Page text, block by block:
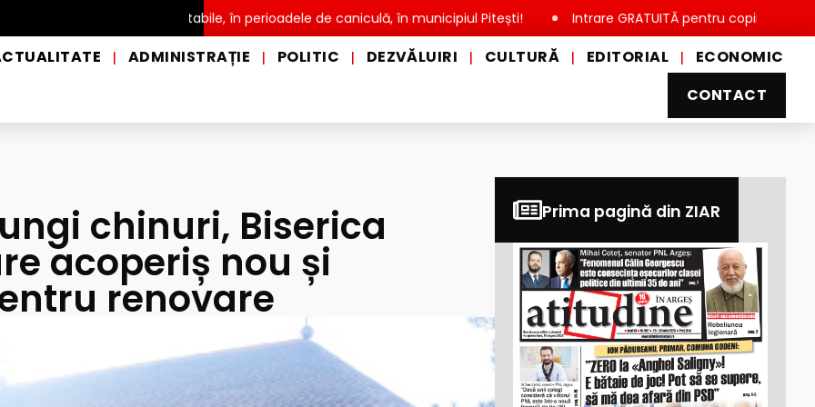
a apei potabile, în perioadele de caniculă, în municipiul Pitești! Intrare GRATUITĂ pentru copii, elevi și studenți,
| ADMINISTRAȚIE | POLITIC | DEZVĂLUIRI | CULTURĂ | EDITORIAL |
ECONOMIC
CONTACT
chinuri, Biserica
acoperiș nou și
renovare
Prima pagină din ZIAR